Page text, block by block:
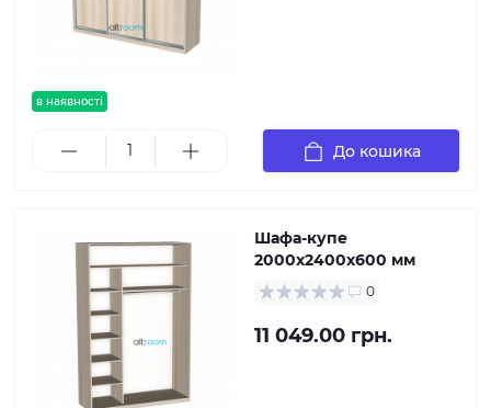
в наявності
До кошика
Шафа-купе
2000х2400х600 мм
0
11 049.00 грн.